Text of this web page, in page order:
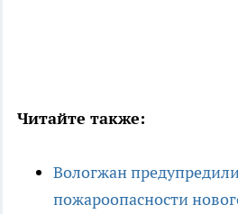
Читайте также:
Вологжан
пожароопасности